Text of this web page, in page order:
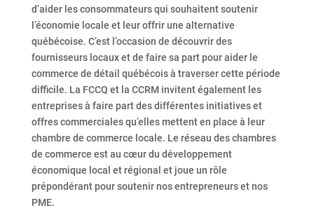
d’aider les consommateurs qui souhaitent soutenir
l’économie locale et leur offrir une alternative
québécoise. C’est l’occasion de découvrir des
fournisseurs locaux et de faire sa part pour aider le
commerce de détail québécois à traverser cette période
difficile. La FCCQ et la CCRM invitent également les
entreprises à faire part des différentes initiatives et
offres commerciales qu’elles mettent en place à leur
chambre de commerce locale. Le réseau des chambres
de commerce est au cœur du développement
économique local et régional et joue un rôle
prépondérant pour soutenir nos entrepreneurs et nos
PME.